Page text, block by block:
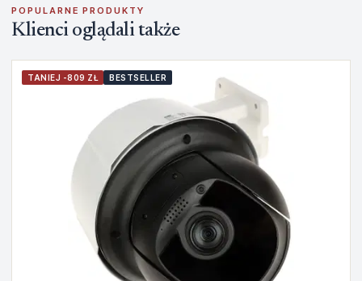
POPULARNE PRODUKTY
Klienci oglądali także
TANIEJ -809 ZŁ BESTSELLER